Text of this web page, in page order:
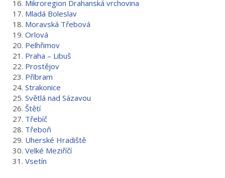
16. Mikroregion Drahanská vrchovina
17. Mladá Boleslav
18. Moravská Třebová
19. Orlová
20. Pelhřimov
21. Praha – Libuš
22. Prostějov
23. Příbram
24. Strakonice
25. Světlá nad Sázavou
26. Štětí
27. Třebíč
28. Třeboň
29. Uherské Hradiště
30. Velké Meziříčí
31. Vsetín